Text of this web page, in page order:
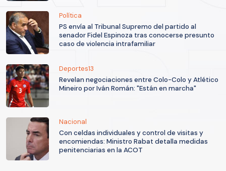
Política
PS envía al Tribunal Supremo del partido al
senador Fidel Espinoza tras conocerse presunto
caso de violencia intrafamiliar
Deportes13
Revelan negociaciones entre Colo-Colo y Atlético
Mineiro por Iván Román: "Están en marcha"
Nacional
Con celdas individuales y control de visitas y
encomiendas: Ministro Rabat detalla medidas
penitenciarias en la ACOT